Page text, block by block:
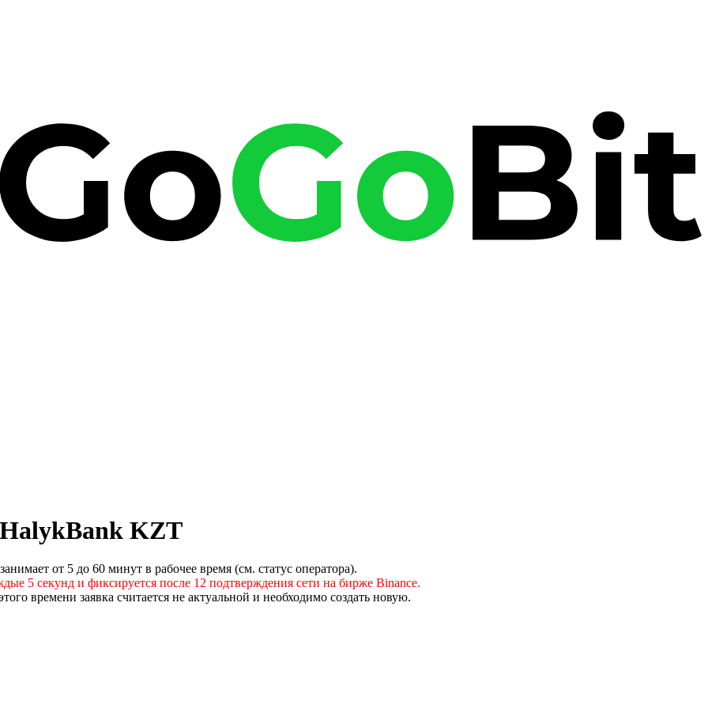
KZT
от 5 до 60 минут в рабочее время (см. статус оператора).
5 секунд и фиксируется после 12 подтверждения сети на бирже Binance.
времени заявка считается не актуальной и необходимо создать новую.